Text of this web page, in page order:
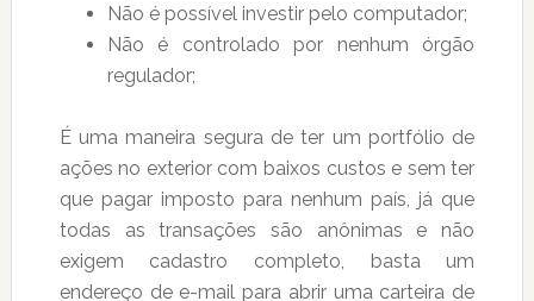
Não é possível investir pelo computador;
Não é controlado por nenhum órgão
regulador;
É uma maneira segura de ter um portfólio de
ações no exterior com baixos custos e sem ter
que pagar imposto para nenhum país, já que
todas as transações são anônimas e não
exigem cadastro completo, basta um
endereço de e-mail para abrir uma carteira de